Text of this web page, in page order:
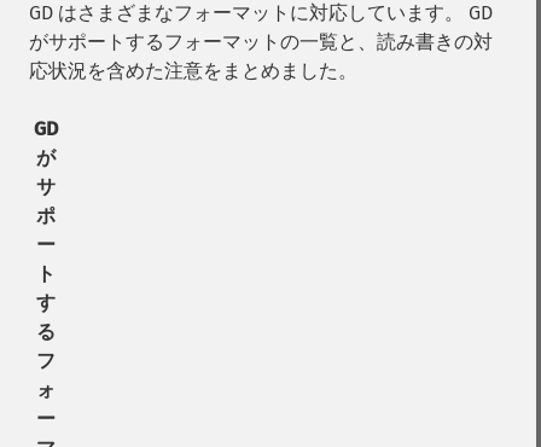
GD はさまざまなフォーマットに対応しています。 GD
がサポートするフォーマットの一覧と、読み書きの対
応状況を含めた注意をまとめました。
GD
が
サ
ポ
ー
ト
す
る
フ
ォ
ー